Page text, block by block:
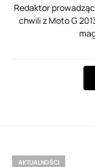
Redaktor
chwili z Moto G
AKTUALNOŚCI